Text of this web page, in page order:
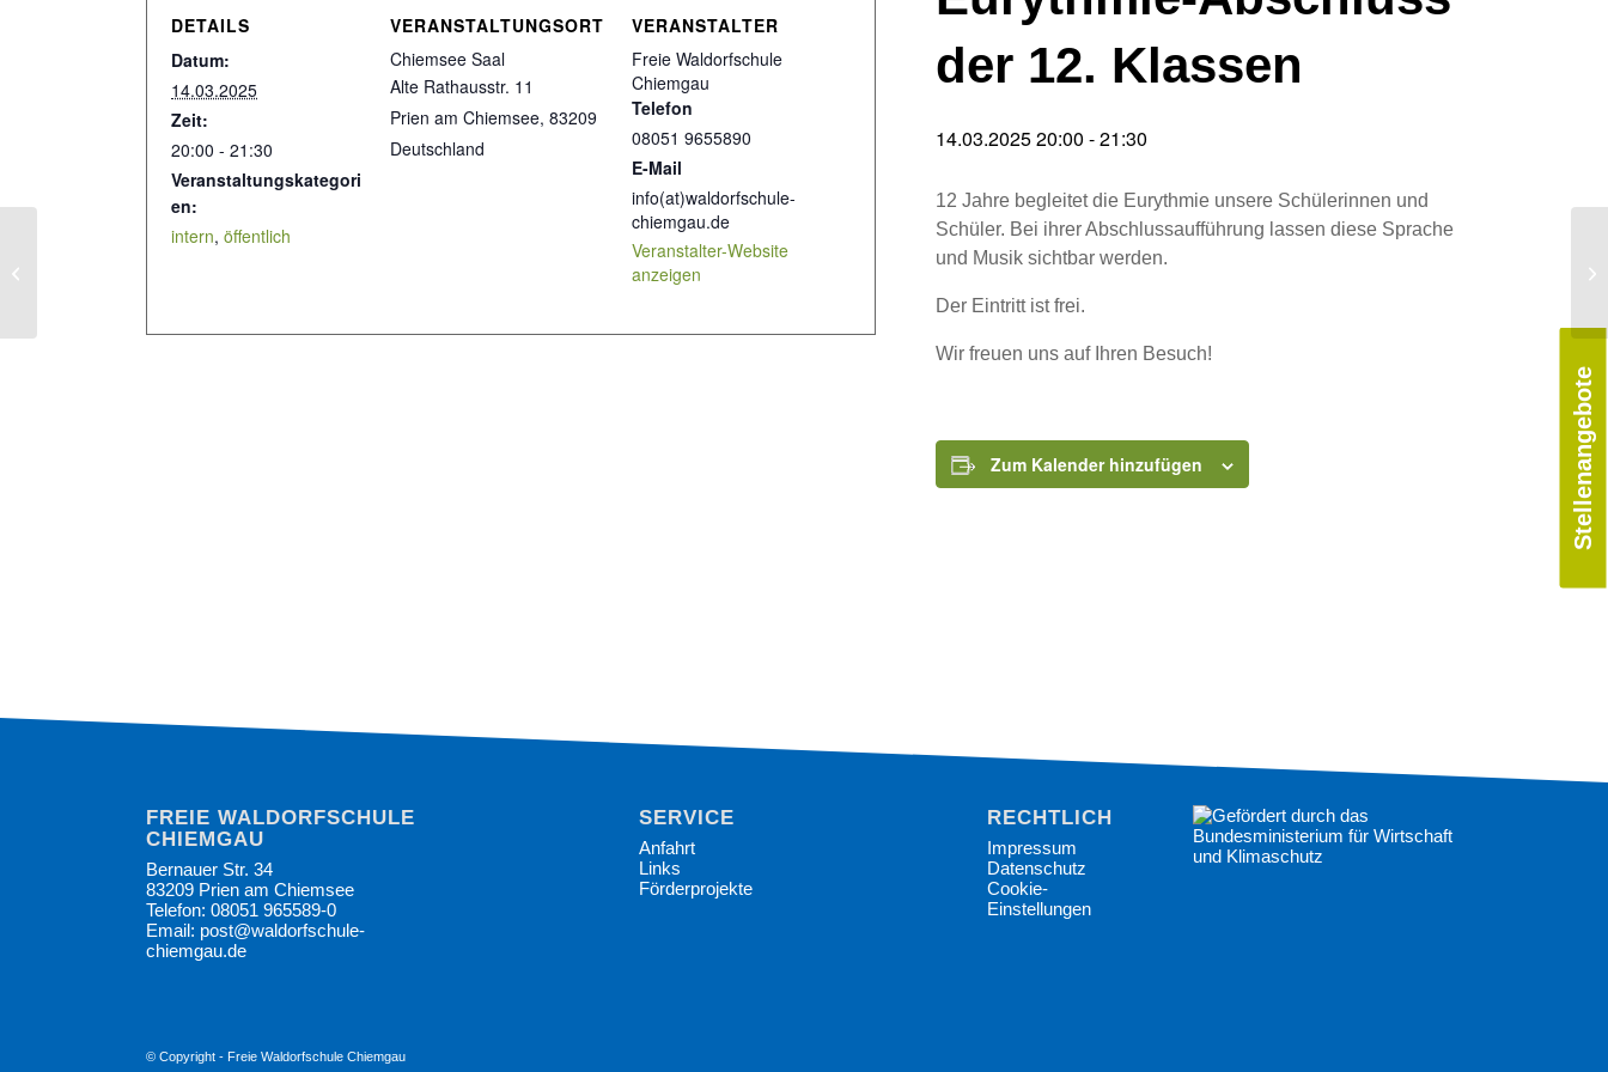
Stellenangebote
der 12. Klassen
14.03.2025 20:00 -21:30
12 Jahre begleitet die Eurythmie unsere Schülerinnen und
Schüler. Bei ihrer Abschlussaufführung lassen diese Sprache
und Musik sichtbar werden.
Der Eintritt ist frei.
Wir freuen uns auf Ihren Besuch!
Zum Kalender hinzufügen
DETAILS
Datum:
14.03.2025
Zeit:
20:00 - 21:30
Veranstaltungskategori
en:
intern, öffentlich
VERANSTALTUNGSORT
Chiemsee Saal
Alte Rathausstr. 11
Prien am Chiemsee, 83209
Deutschland
VERANSTALTER
Freie Waldorfschule
Chiemgau
Telefon
08051 9655890
E-Mail
info(at)waldorfschule-
chiemgau.de
Veranstalter-Website
anzeigen
FREIE WALDORFSCHULE
CHIEMGAU
Bernauer Str. 34
83209 Prien am Chiemsee
Telefon: 08051 965589-0
Email: post@waldorfschule-
chiemgau.de
SERVICE
Anfahrt
Links
Förderprojekte
RECHTLICHES
Impressum
Datenschutz
Cookie-
Einstellungen
© Copyright - Freie Waldorfschule Chiemgau